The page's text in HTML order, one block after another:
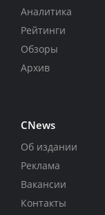
Аналитика
Рейтинги
Обзоры
Архив
CNews
Об издании
Реклама
Вакансии
Контакты